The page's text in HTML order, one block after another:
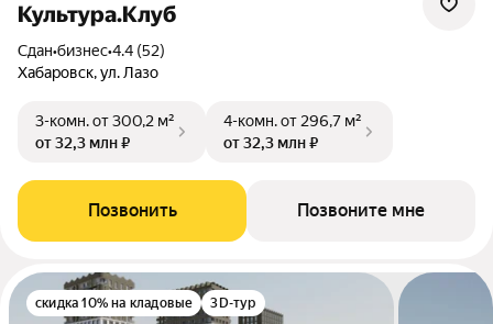
Культура.Клуб
Сдан•бизнес•4.4 (52)
Хабаровск, ул. Лазо
3-комн.от 300,2 м²
от 32,3 млн ₽
4-комн.от 296,7 м²
от 32,3 млн ₽
Позвонить Позвоните мне
скидка 10% на кладовые 3D-тур